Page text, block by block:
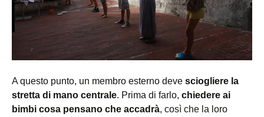
A questo punto, un membro esterno deve sciogliere la
stretta di mano centrale. Prima di farlo, chiedere ai
bimbi cosa pensano che accadrà, così che la loro